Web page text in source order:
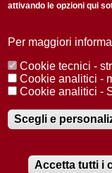
Accetto laPrivacy
Redazione Copyright
© 2025 Università di
Registrazione presso il
2012
attivando le opzioni qui
Per maggiori
Cookie tecnici -
Cookie analitici -
Cookie analitici -
Scegli e
Accetta tutti i